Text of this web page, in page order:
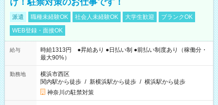
け！駐禁対策のお仕事です！
派遣 職種未経験OK 社会人未経験OK 大学生歓迎
ブランクOK
WEB登録・面接OK
給与
時給1313円 ●昇給あり ●日払い制 ●前払い制度あり（稼働分・
最大90%）
勤務地
横浜市西区
関内駅から徒歩 / 新横浜駅から徒歩 / 横浜駅から徒歩
神奈川の駐禁対策